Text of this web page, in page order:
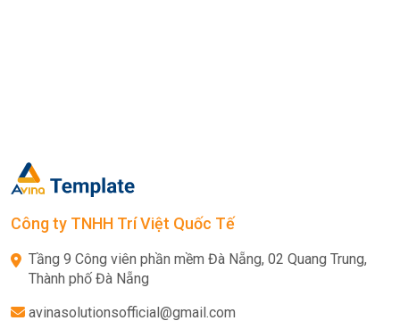
Công ty TNHH Trí Việt Quốc Tế
Tầng 9 Công viên phần mềm Đà Nẵng, 02 Quang Trung,
Thành phố Đà Nẵng
avinasolutionsofficial@gmail.com